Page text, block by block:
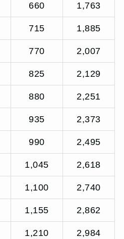
660 1,763
715 1,885
770 2,007
825 2,129
880 2,251
935 2,373
990 2,495
1,045 2,618
1,100 2,740
1,155 2,862
1,210 2,984